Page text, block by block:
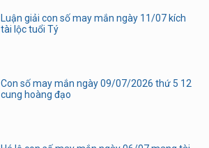
Luận giải con số may mắn ngày 11/07 kích
tài lộc tuổi Tý
Con số may mắn ngày 09/07/2026 thứ 5 12
cung hoàng đạo